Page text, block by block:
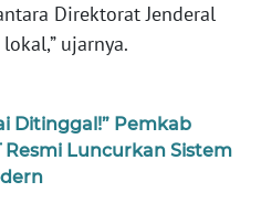
Direktorat Jenderal
ujarnya.
Ditinggal!” Pemkab
Resmi Luncurkan Sistem